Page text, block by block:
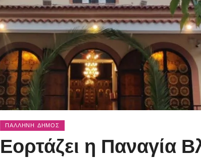
ΠΑΛΛΉΝΗ ΔΉΜΟΣ
Εορτάζει η Παναγία